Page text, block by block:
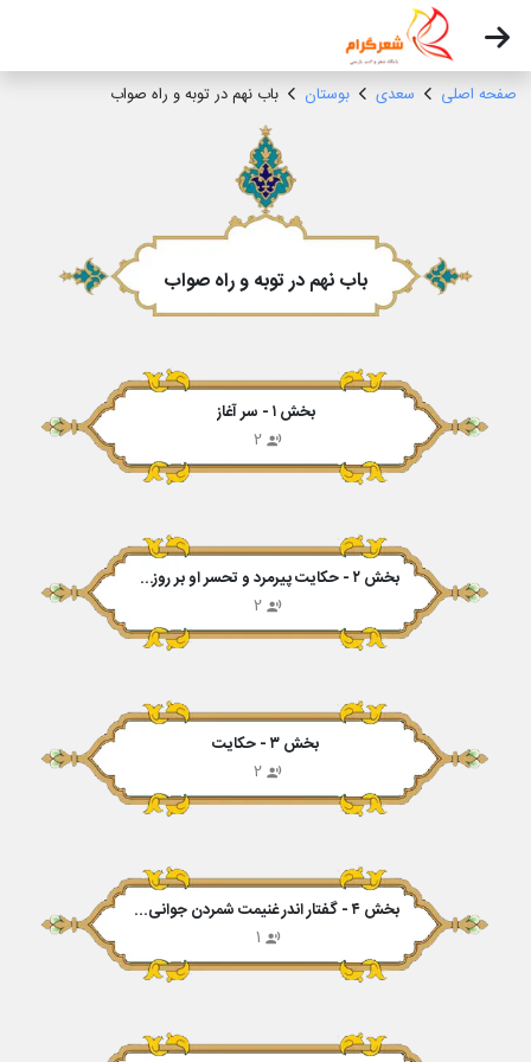
صفحه اصلی سعدی بوستان باب نهم در توبه و راه صواب
باب نهم در توبه و راه صواب
بخش ۱ - سر آغاز
2
بخش ۲ - حکایت پیرمرد و تحسر او بر روزگار جوانی
2
بخش ۳ - حکایت
2
بخش ۴ - گفتار اندر غنیمت شمردن جوانی پیش از پیری
1